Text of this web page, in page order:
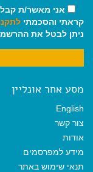
אני מאשר/ת קבלת
קראתי והסכמתי
ניתן לבטל את
מסע אחר אונליין
English
צור קשר
אודות
מידע למפרסמים
תנאי שימוש באתר